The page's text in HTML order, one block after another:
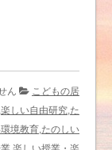
ん
こどもの居
しい自由研究,た
境教育,たのしい